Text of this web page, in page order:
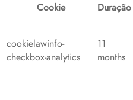
Cookie
Duração
cookielawinfo-
checkbox-analytics
11
months